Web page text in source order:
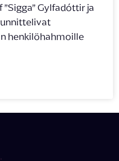
Gylfadóttir ja
henkilöhahmoille